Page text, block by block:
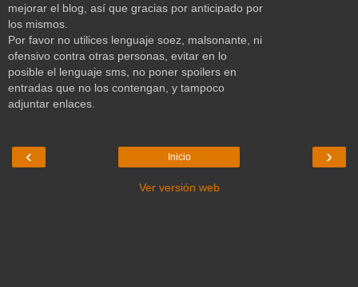
mejorar el blog, así que gracias por anticipado por
los mismos.
Por favor no utilices lenguaje soez, malsonante, ni
ofensivo contra otras personas, evitar en lo
posible el lenguaje sms, no poner spoilers en
entradas que no los contengan, y tampoco
adjuntar enlaces.
‹ ›
Inicio
Ver versión web